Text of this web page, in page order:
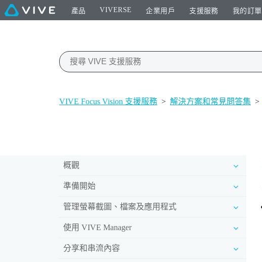
產品 VIVERSE 企業用戶 支援服務 我的訂單
VIVE Focus Vision 支援服務 > 解決方案和常見問答集 >
概觀
準備開始
管理螢幕截圖、檔案及應用程式
使用 VIVE Manager
分享和串流內容